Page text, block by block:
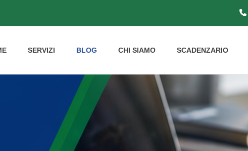
SERVIZI BLOG CHI SIAMO SCADENZARIO